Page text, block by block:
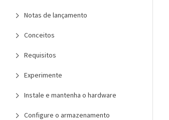
Notas de lançamento
Conceitos
Requisitos
Experimente
Instale e mantenha o hardware
Configure o armazenamento